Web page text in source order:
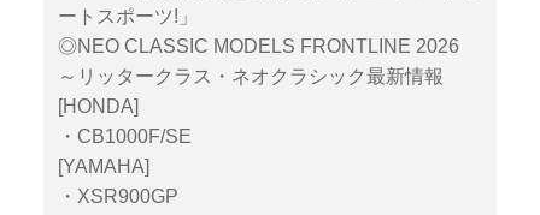
ートスポーツ!」
◎NEO CLASSIC MODELS FRONTLINE 2026
～リッタークラス・ネオクラシック最新情報
[HONDA]
・CB1000F/SE
[YAMAHA]
・XSR900GP